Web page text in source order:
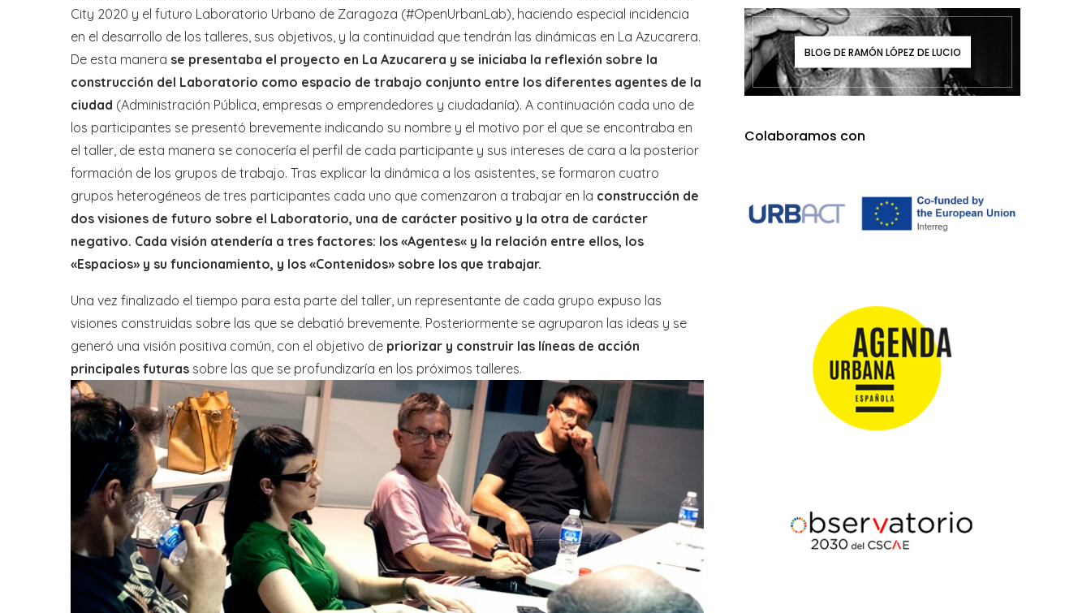
City 2020 y el futuro Laboratorio Urbano de Zaragoza (#OpenUrbanLab), haciendo especial incidencia
en el desarrollo de los talleres, sus objetivos, y la continuidad que tendrán las dinámicas en La Azucarera.
De esta manera se presentaba el proyecto en La Azucarera y se iniciaba la reflexión sobre la
construcción del Laboratorio como espacio de trabajo conjunto entre los diferentes agentes de la
ciudad (Administración Pública, empresas o emprendedores y ciudadanía). A continuación cada uno de
los participantes se presentó brevemente indicando su nombre y el motivo por el que se encontraba en
el taller, de esta manera se conocería el perfil de cada participante y sus intereses de cara a la posterior
formación de los grupos de trabajo. Tras explicar la dinámica a los asistentes, se formaron cuatro
grupos heterogéneos de tres participantes cada uno que comenzaron a trabajar en la construcción de
dos visiones de futuro sobre el Laboratorio, una de carácter positivo y la otra de carácter
negativo. Cada visión atendería a tres factores: los «Agentes« y la relación entre ellos, los
«Espacios» y su funcionamiento, y los «Contenidos» sobre los que trabajar.
Una vez finalizado el tiempo para esta parte del taller, un representante de cada grupo expuso las
visiones construidas sobre las que se debatió brevemente. Posteriormente se agruparon las ideas y se
generó una visión positiva común, con el objetivo de priorizar y construir las líneas de acción
principales futuras sobre las que se profundizaría en los próximos talleres.
BLOG DE RAMÓN LÓPEZ DE LUCIO
Colaboramos con